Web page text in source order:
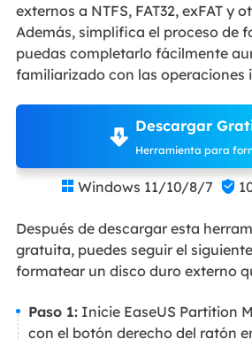
externos a NTFS, FAT32, exFAT y
Además, simplifica el proceso de
puedas completarlo fácilmente
familiarizado con las operaciones
Descargar
Herramienta para
 Windows 11/10/8/7 
Después de descargar esta
gratuita, puedes seguir el
formatear un disco duro externo
Paso 1:Inicie EaseUS Partition
con el botón derecho del ratón